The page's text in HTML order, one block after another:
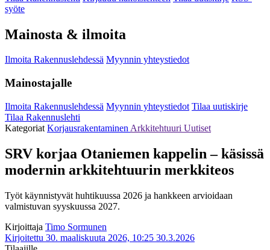
syöte
Mainosta & ilmoita
Ilmoita Rakennuslehdessä Myynnin yhteystiedot
Mainostajalle
Ilmoita Rakennuslehdessä Myynnin yhteystiedot Tilaa uutiskirje
Tilaa Rakennuslehti
Kategoriat Korjausrakentaminen Arkkitehtuuri Uutiset
SRV korjaa Otaniemen kappelin – käsissä
modernin arkkitehtuurin merkkiteos
Työt käynnistyvät huhtikuussa 2026 ja hankkeen arvioidaan
valmistuvan syyskuussa 2027.
Kirjoittaja Timo Sormunen
Kirjoitettu 30. maaliskuuta 2026, 10:25 30.3.2026